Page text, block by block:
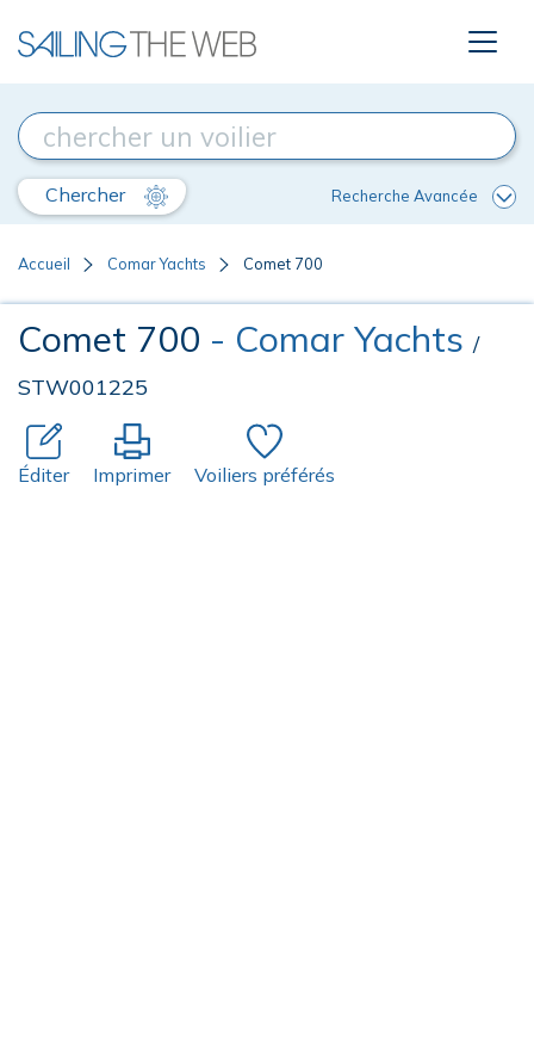
Chercher Recherche Avancée
Accueil Comar Yachts Comet 700
Comet 700 - Comar Yachts /
STW001225
Éditer Imprimer Voiliers préférés